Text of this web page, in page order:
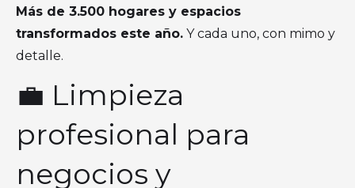
Más de 3.500 hogares y espacios
transformados este año. Y cada uno, con mimo y
detalle.
💼 Limpieza
profesional para
negocios y